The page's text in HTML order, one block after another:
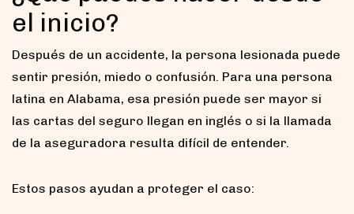
el inicio?
Después de un accidente, la persona lesionada puede
sentir presión, miedo o confusión. Para una persona
latina en Alabama, esa presión puede ser mayor si
las cartas del seguro llegan en inglés o si la llamada
de la aseguradora resulta difícil de entender.
Estos pasos ayudan a proteger el caso: